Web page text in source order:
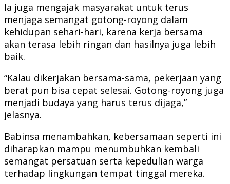
Ia juga mengajak masyarakat untuk terus
menjaga semangat gotong-royong dalam
kehidupan sehari-hari, karena kerja bersama
akan terasa lebih ringan dan hasilnya juga lebih
baik.
“Kalau dikerjakan bersama-sama, pekerjaan yang
berat pun bisa cepat selesai. Gotong-royong juga
menjadi budaya yang harus terus dijaga,”
jelasnya.
Babinsa menambahkan, kebersamaan seperti ini
diharapkan mampu menumbuhkan kembali
semangat persatuan serta kepedulian warga
terhadap lingkungan tempat tinggal mereka.